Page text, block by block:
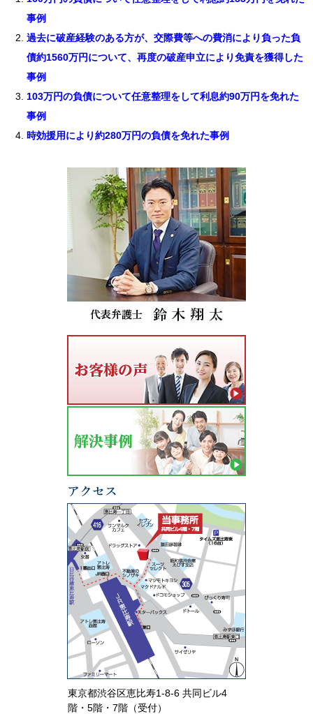
事例
過去に破産経験のある方が、交際費等への費消により負った負
債約1560万円について、再度の破産申立により免責を獲得した
事例
103万円の負債について任意整理をして利息約90万円を免れた
事例
時効援用により約280万円の負債を免れた事例
東京都渋谷区恵比寿1-8-6 共同ビル4
階・5階・7階（受付）